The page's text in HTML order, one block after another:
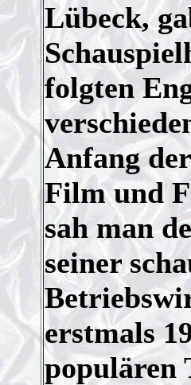
Lübeck,
folgten
Anfang
Film und
sah man
seiner
erstmals
populären